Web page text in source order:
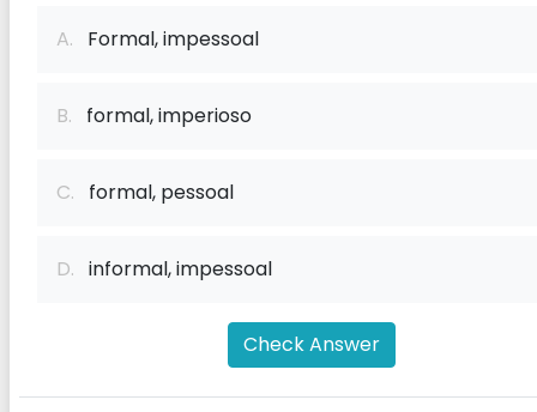
A. Formal, impessoal
B. formal, imperioso
C. formal, pessoal
D. informal, impessoal
Check Answer